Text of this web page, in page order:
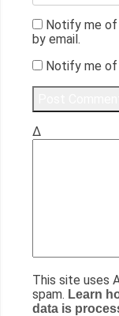
Notify me
by email.
Notify me of
Δ
This site uses
spam. Learn
data is